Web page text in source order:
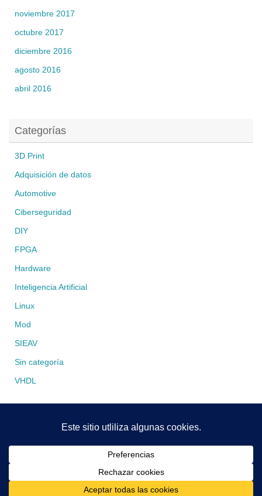
noviembre 2017
octubre 2017
diciembre 2016
agosto 2016
abril 2016
Categorías
3D Print
Adquisición de datos
Automotive
Ciberseguridad
DIY
FPGA
Hardware
Inteligencia Artificial
Linux
Mod
SIEAV
Sin categoría
VHDL
Funciona conTempera